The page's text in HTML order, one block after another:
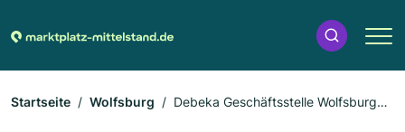
Startseite Wolfsburg
Debeka Geschäftsstelle Wolfsburg